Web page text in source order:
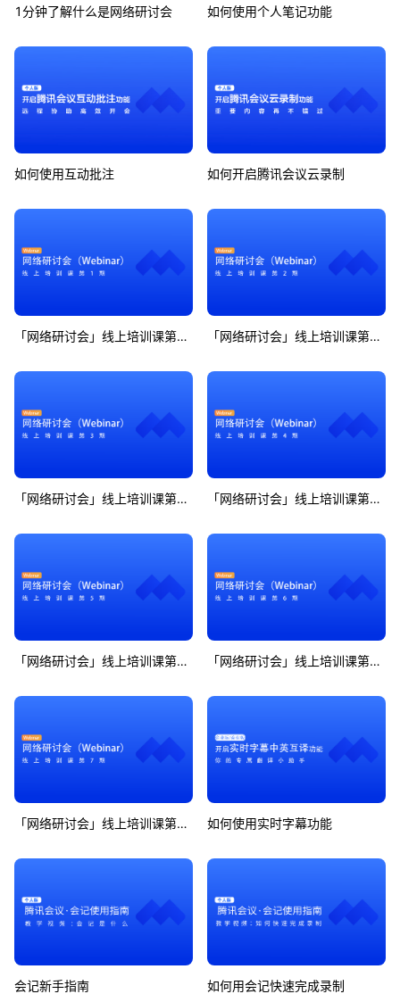
1分钟了解什么是网络研讨会 如何使用个人笔记功能
如何使用互动批注 如何开启腾讯会议云录制
「网络研讨会」线上培训课第1期 「网络研讨会」线上培训课第2期
「网络研讨会」线上培训课第3期 「网络研讨会」线上培训课第4期
「网络研讨会」线上培训课第5期 「网络研讨会」线上培训课第6期
「网络研讨会」线上培训课第7期 如何使用实时字幕功能
会记新手指南 如何用会记快速完成录制